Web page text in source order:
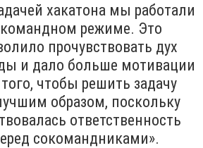
хакатона мы работали
режиме. Это
прочувствовать дух
и дало больше мотивации
чтобы решить задачу
образом, поскольку
ответственность
сокомандниками».